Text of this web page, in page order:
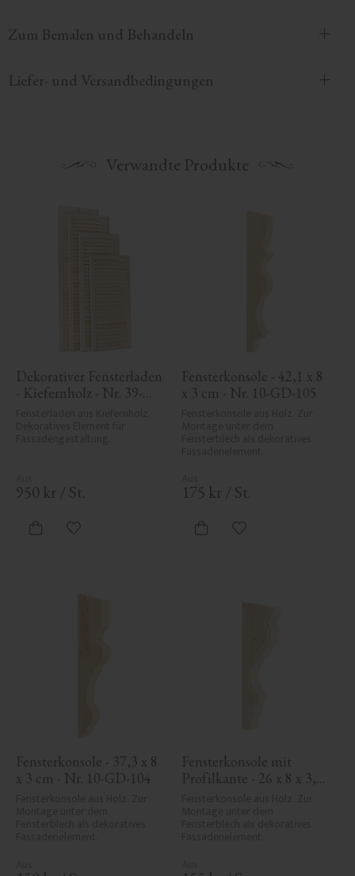
Zum Bemalen und Behandeln
Liefer- und Versandbedingungen
Verwandte Produkte
Dekorativer Fensterladen
- Kiefernholz - Nr. 39-
950 kr / St.
Zu Favoriten hinzufügen
Fensterkonsole - 42,1 x 8
x 3 cm - Nr. 10-GD-105
175 kr / St.
Zu Favoriten
Fensterkonsole - 37,3 x 8
x 3 cm - Nr. 10-GD-104
Fensterkonsole mit
Profilkante - 26 x 8 x 3,4